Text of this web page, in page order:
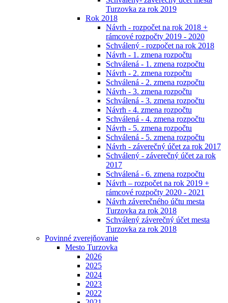
Turzovka za rok 2019
Rok 2018
Návrh - rozpočet na rok 2018 +
rámcové rozpočty 2019 - 2020
Schválený - rozpočet na rok 2018
Návrh - 1. zmena rozpočtu
Schválená - 1. zmena rozpočtu
Návrh - 2. zmena rozpočtu
Schválená - 2. zmena rozpočtu
Návrh - 3. zmena rozpočtu
Schválená - 3. zmena rozpočtu
Návrh - 4. zmena rozpočtu
Schválená - 4. zmena rozpočtu
Návrh - 5. zmena rozpočtu
Schválená - 5. zmena rozpočtu
Návrh - záverečný účet za rok 2017
Schválený - záverečný účet za rok
2017
Schválená - 6. zmena rozpočtu
Návrh – rozpočet na rok 2019 +
rámcové rozpočty 2020 - 2021
Návrh záverečného účtu mesta
Turzovka za rok 2018
Schválený záverečný účet mesta
Turzovka za rok 2018
Povinné zverejňovanie
Mesto Turzovka
2026
2025
2024
2023
2022